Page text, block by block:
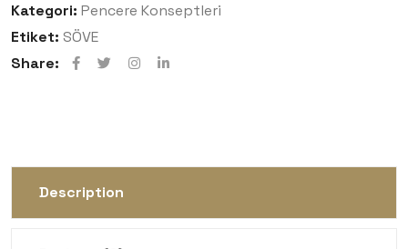
Kategori: Pencere Konseptleri
Etiket: SÖVE
Share:
Description